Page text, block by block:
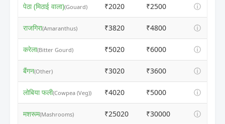
पेठा (मिठाई वाला)(Gouard) ₹2020 ₹2500 ⓘ
राजगिरा(Amaranthus) ₹3820 ₹4800 ⓘ
करेला(Bitter Gourd) ₹5020 ₹6000 ⓘ
बैंगन(Other) ₹3020 ₹3600 ⓘ
लोबिया फली(Cowpea (Veg)) ₹4020 ₹5000 ⓘ
मशरूम(Mashrooms) ₹25020 ₹30000 ⓘ